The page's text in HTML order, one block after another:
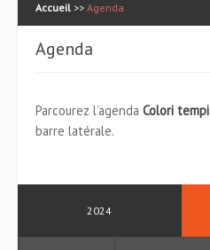
Accueil >> Agenda
Agenda
Parcourez l’agenda Colori tempi
barre latérale.
2024